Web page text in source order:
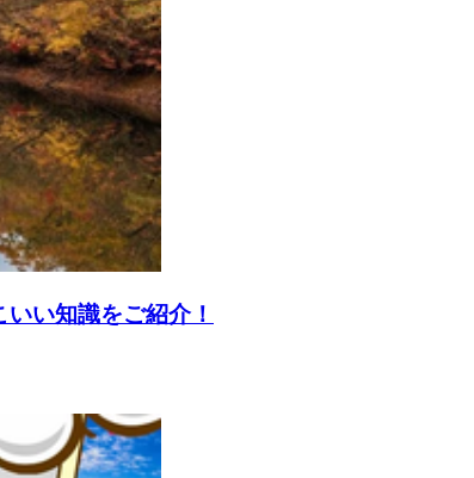
い知識をご紹介！